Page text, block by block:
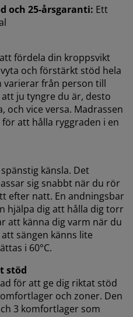
och 25-årsgaranti: Ett
fördela din kroppsvikt
och förstärkt stöd hela
varierar från person till
ju tyngre du är, desto
och vice versa. Madrassen
att hålla ryggraden i en
känsla. Det
sig snabbt när du rör
efter natt. En andningsbar
hjälpa dig att hålla dig torr
att känna dig varm när du
sängen känns lite
i 60°C.
stöd
för att ge dig riktat stöd
och zoner. Den
3 komfortlager som
och relevant
kommer vi
Meta och
annonser. Du
"Ändra" och välja
att klicka på cookie-
alla" samtycker
vår
insamling och